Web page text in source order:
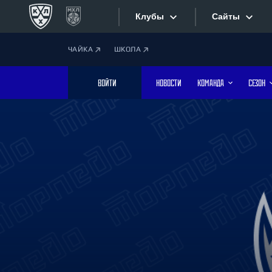
Клубы
Дивизион Боброва
Лада
Сайты
Фотобанк
ЧАЙКА ШКОЛА
ВОЙТИ НОВОСТИ КОМАНДА СЕЗОН